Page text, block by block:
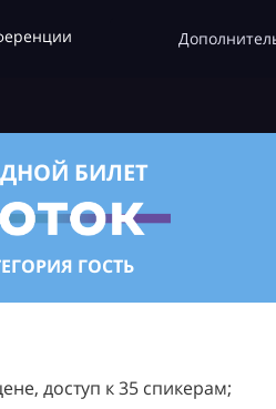
БИЛЕТ
ГОСТЬ
доступ к 35 спикерам;